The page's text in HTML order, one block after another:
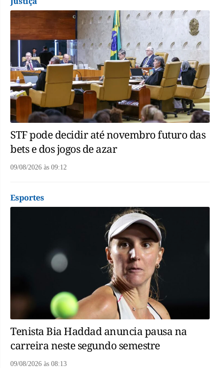
STF pode decidir até novembro futuro das
bets e dos jogos de azar
09/08/2026 às 09:12
Esportes
Tenista Bia Haddad anuncia pausa na
carreira neste segundo semestre
09/08/2026 às 08:13